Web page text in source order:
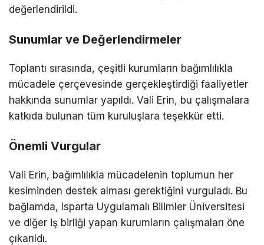
değerlendirildi.
Sunumlar ve Değerlendirmeler
Toplantı sırasında, çeşitli kurumların bağımlılıkla
mücadele çerçevesinde gerçekleştirdiği faaliyetler
hakkında sunumlar yapıldı. Vali Erin, bu çalışmalara
katkıda bulunan tüm kuruluşlara teşekkür etti.
Önemli Vurgular
Vali Erin, bağımlılıkla mücadelenin toplumun her
kesiminden destek alması gerektiğini vurguladı. Bu
bağlamda, Isparta Uygulamalı Bilimler Üniversitesi
ve diğer iş birliği yapan kurumların çalışmaları öne
çıkarıldı.